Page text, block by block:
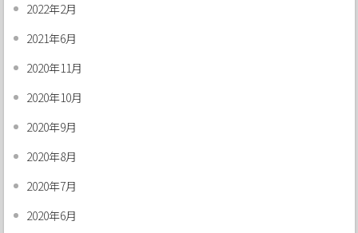
2022年2月
2021年6月
2020年11月
2020年10月
2020年9月
2020年8月
2020年7月
2020年6月